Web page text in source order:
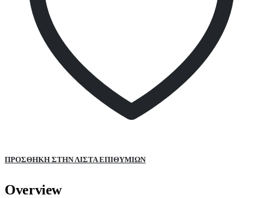
ΠΡΌΣΘΉΚΗ ΣΤΗΝ ΛΊΣΤΑ ΕΠΙΘΥΜΙΏΝ
Overview